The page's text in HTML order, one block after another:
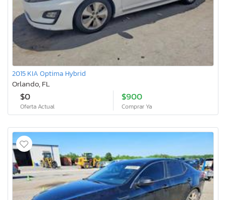
2015 KIA Optima Hybrid
Orlando, FL
$0
Oferta Actual
$900
Comprar Ya